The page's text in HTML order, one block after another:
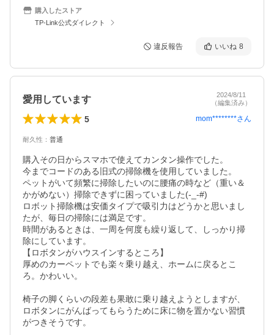
購入したストア
TP-Link公式ダイレクト
違反報告 いいね 8
愛用しています
2024/8/11
（編集済み）
5 mom********さん
耐久性 ： 普通
購入その日からスマホで使えてカンタン操作でした。
今までコードのある旧式の掃除機を使用していました。
ペットがいて頻繁に掃除したいのに腰痛の時など（重い＆
かがめない）掃除できずに困っていました(-_-#)
ロボット掃除機は安価タイプで吸引力はどうかと思いまし
たが、毎日の掃除には満足です。
時間があるときは、一周を何度も繰り返して、しっかり掃
除にしています。
【ロボタンがハウスインするところ】
厚めのカーペットでも楽々乗り越え、ホームに戻るとこ
ろ。かわいい。
椅子の脚くらいの段差も果敢に乗り越えようとしますが、
ロボタンにがんばってもらうために床に物を置かない習慣
がつきそうです。